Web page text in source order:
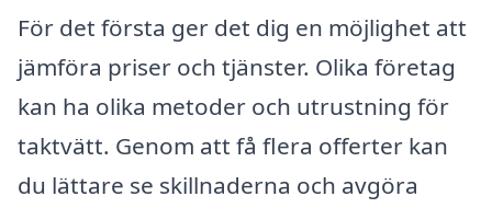
För det första ger det dig en möjlighet att
jämföra priser och tjänster. Olika företag
kan ha olika metoder och utrustning för
taktvätt. Genom att få flera offerter kan
du lättare se skillnaderna och avgöra